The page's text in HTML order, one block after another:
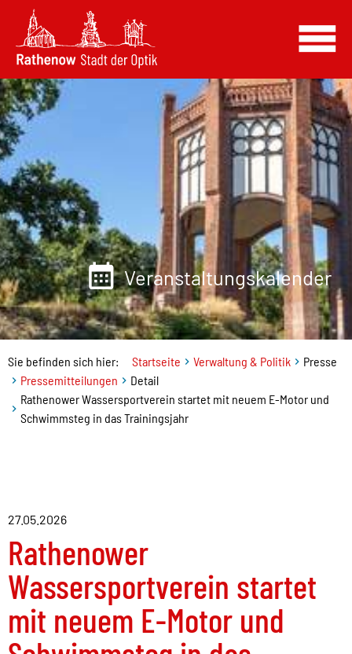
Veranstaltungskalender
Sie befinden sich hier: Startseite Verwaltung & Politik
Presse
Pressemitteilungen
Detail
Rathenower Wassersportverein startet mit neuem E-Motor und
Schwimmsteg in das Trainingsjahr
27.05.2026
Rathenower
Wassersportverein startet
mit neuem E-Motor und